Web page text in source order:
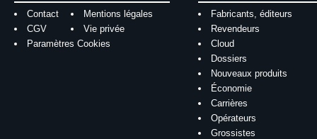
Contact
Mentions légales
CGV
Vie privée
Paramètres Cookies
Fabricants, éditeurs
Revendeurs
Cloud
Dossiers
Nouveaux produits
Économie
Carrières
Opérateurs
Grossistes